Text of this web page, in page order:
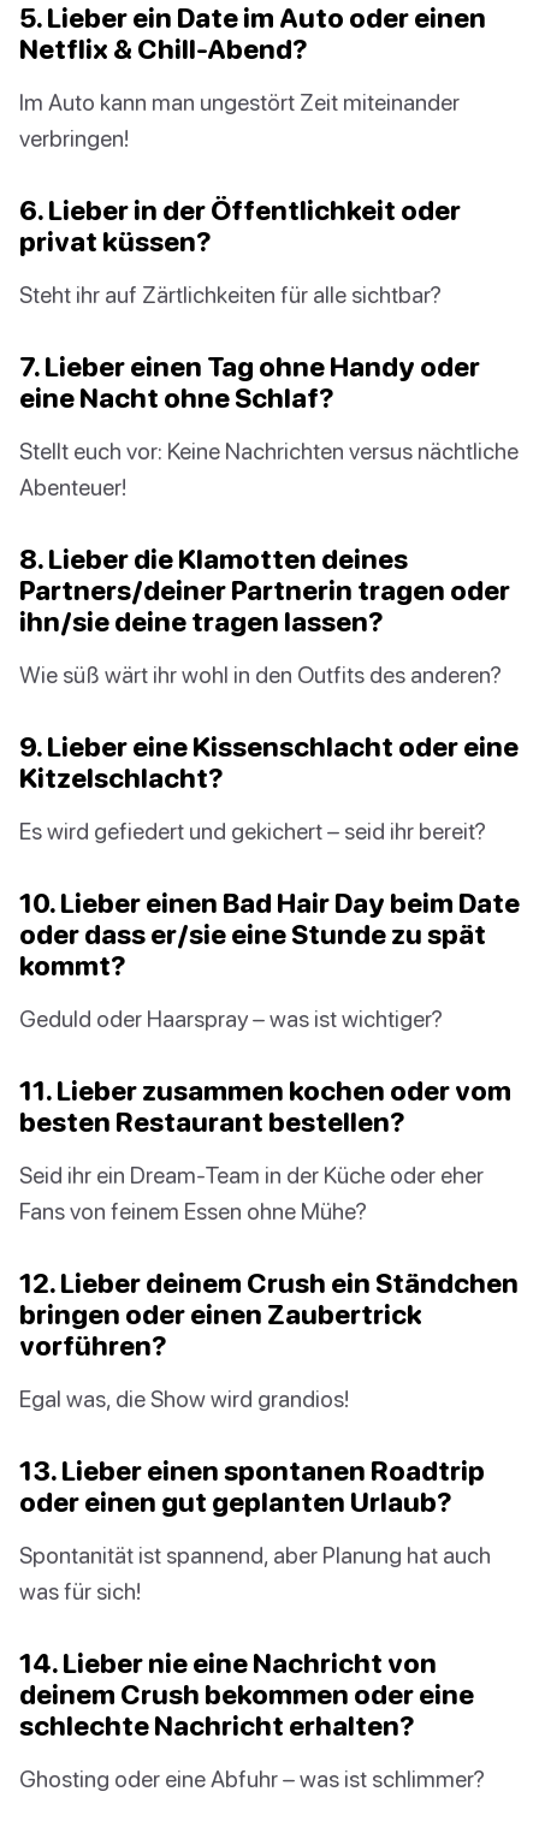
5. Lieber ein Date im Auto oder einen
Netflix & Chill-Abend?
Im Auto kann man ungestört Zeit miteinander
verbringen!
6. Lieber in der Öffentlichkeit oder
privat küssen?
Steht ihr auf Zärtlichkeiten für alle sichtbar?
7. Lieber einen Tag ohne Handy oder
eine Nacht ohne Schlaf?
Stellt euch vor: Keine Nachrichten versus nächtliche
Abenteuer!
8. Lieber die Klamotten deines
Partners/deiner Partnerin tragen oder
ihn/sie deine tragen lassen?
Wie süß wärt ihr wohl in den Outfits des anderen?
9. Lieber eine Kissenschlacht oder eine
Kitzelschlacht?
Es wird gefiedert und gekichert – seid ihr bereit?
10. Lieber einen Bad Hair Day beim Date
oder dass er/sie eine Stunde zu spät
kommt?
Geduld oder Haarspray – was ist wichtiger?
11. Lieber zusammen kochen oder vom
besten Restaurant bestellen?
Seid ihr ein Dream-Team in der Küche oder eher
Fans von feinem Essen ohne Mühe?
12. Lieber deinem Crush ein Ständchen
bringen oder einen Zaubertrick
vorführen?
Egal was, die Show wird grandios!
13. Lieber einen spontanen Roadtrip
oder einen gut geplanten Urlaub?
Spontanität ist spannend, aber Planung hat auch
was für sich!
14. Lieber nie eine Nachricht von
deinem Crush bekommen oder eine
schlechte Nachricht erhalten?
Ghosting oder eine Abfuhr – was ist schlimmer?